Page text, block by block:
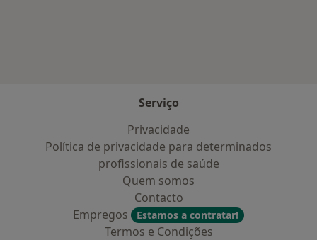
Serviço
Privacidade
Política de privacidade para determinados
profissionais de saúde
Quem somos
Contacto
Empregos
Estamos a contratar!
Termos e Condições